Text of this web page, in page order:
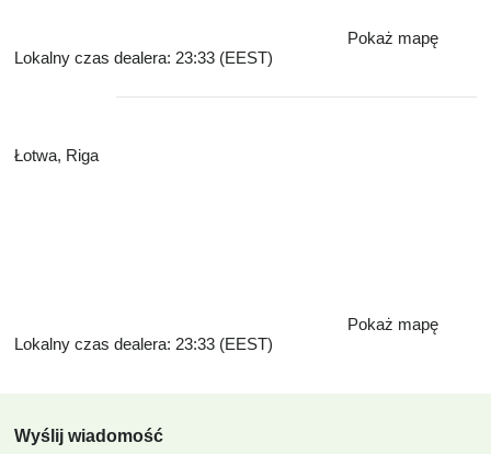
Pokaż mapę
Lokalny czas dealera: 23:33 (EEST)
Łotwa, Riga
Pokaż mapę
Lokalny czas dealera: 23:33 (EEST)
Wyślij wiadomość